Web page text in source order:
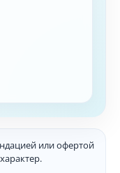
или офертой